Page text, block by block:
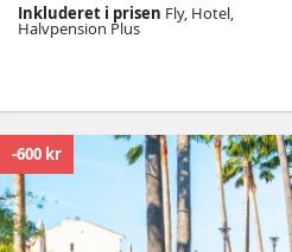
Inkluderet i prisen Fly, Hotel,
Halvpension Plus
-600 kr